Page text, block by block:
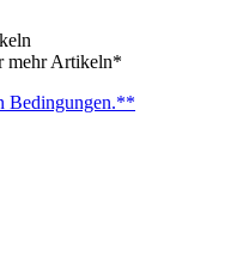
mehr Artikeln*
Bedingungen.**